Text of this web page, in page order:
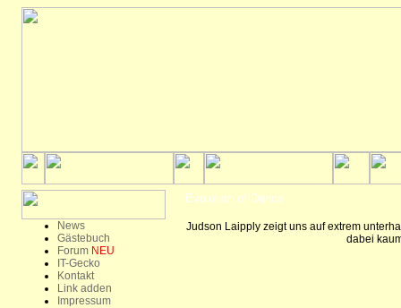
News
Gästebuch
Forum NEU
IT-Gecko
Kontakt
Link adden
Impressum
Evolution of Dance
Judson Laipply zeigt uns auf extrem
dabei